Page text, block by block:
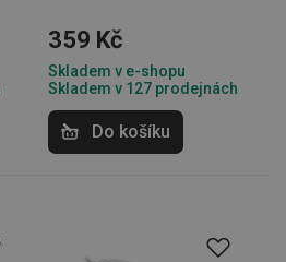
359 Kč
Skladem v e-shopu
Skladem v 127 prodejnách
Do košíku